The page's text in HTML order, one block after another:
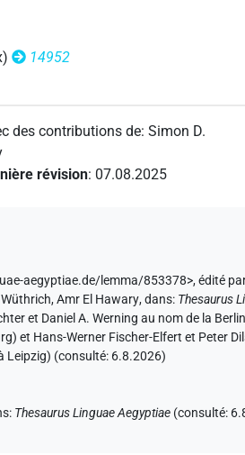
14952
des contributions de:Simon D.
révision: 07.08.2025
aegyptiae.de/lemma/853378>,édité
,Amr El Hawary,dans: Thesaurus
et Daniel A. Werning au nom de la
et Hans-Werner Fischer-Elfert et Peter
Leipzig) (consulté: 6.8.2026)
: Thesaurus Linguae Aegyptiae (consulté: